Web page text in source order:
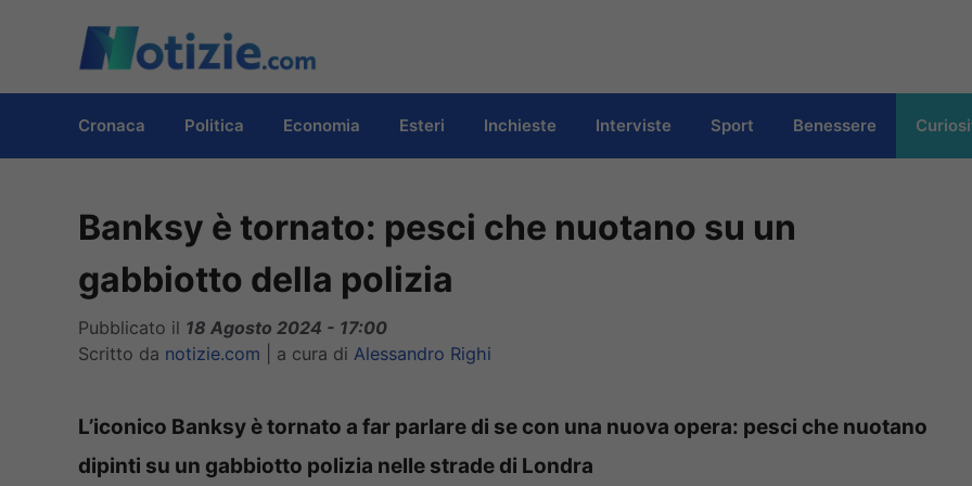
contenuto
Cronaca Politica Economia Esteri Inchieste Interviste Sport Benessere
Banksy è tornato: pesci che nuotano su un
gabbiotto della polizia
Pubblicato il 18 Agosto 2024 - 17:00
Scritto da notizie.com a cura di Alessandro Righi
L’iconico Banksy è tornato a far parlare di se con una nuova opera: pesci che nuotano
dipinti su un gabbiotto polizia nelle strade di Londra